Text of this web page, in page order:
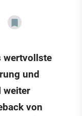
wertvollste
und
weiter
von